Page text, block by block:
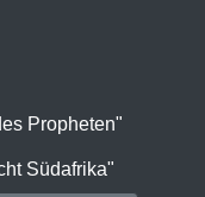
Propheten"
Südafrika"